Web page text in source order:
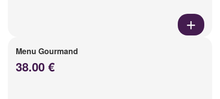
Menu Gourmand
38.00 €